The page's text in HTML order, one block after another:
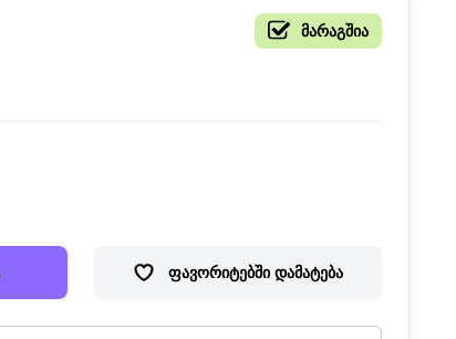
მარაგშია
ფავორიტებში დამატება